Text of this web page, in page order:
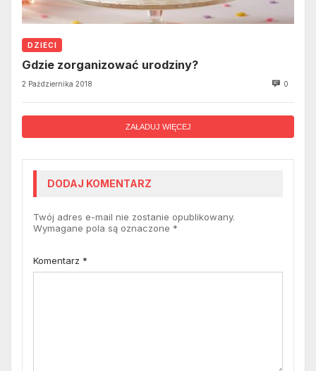
DZIECI
Gdzie zorganizować urodziny?
2 Października 2018 0
ZAŁADUJ WIĘCEJ
DODAJ KOMENTARZ
Twój adres e-mail nie zostanie opublikowany.
Wymagane pola są oznaczone *
Komentarz *